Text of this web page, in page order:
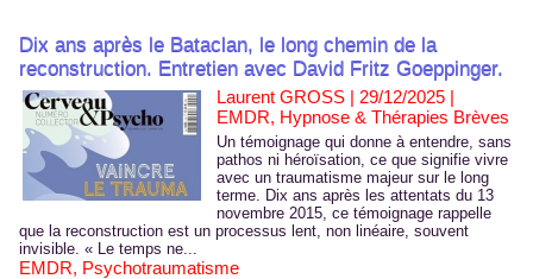
Dix ans après le Bataclan, le long chemin de la
reconstruction. Entretien avec David Fritz Goeppinger.
Laurent GROSS | 29/12/2025 |
EMDR, Hypnose & Thérapies Brèves
Un témoignage qui donne à entendre, sans
pathos ni héroïsation, ce que signifie vivre
avec un traumatisme majeur sur le long
terme. Dix ans après les attentats du 13
novembre 2015, ce témoignage rappelle
que la reconstruction est un processus lent, non linéaire, souvent
invisible. « Le temps ne...
EMDR, Psychotraumatisme